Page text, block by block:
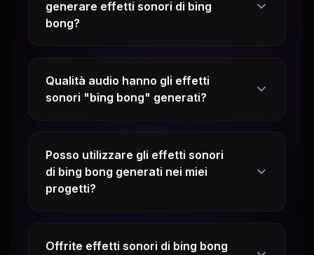
generare effetti sonori di bing
bong?
Qualità audio hanno gli effetti
sonori "bing bong" generati?
Posso utilizzare gli effetti sonori
di bing bong generati nei miei
progetti?
Offrite effetti sonori di bing bong